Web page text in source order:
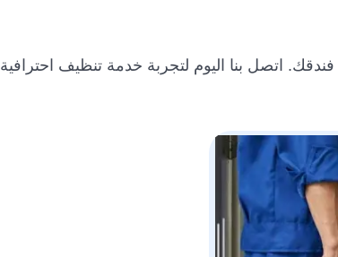
اتصل بنا اليوم لتجربة خدمة تنظيف احترافية